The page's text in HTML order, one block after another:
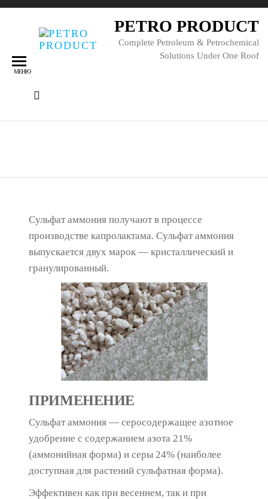
PETRO PRODUCT
Complete Petroleum & Petrochemical
Solutions Under One Roof
МЕНЮ
Сульфат аммония получают в процессе
производстве капролактама. Сульфат аммония
выпускается двух марок — кристаллический и
гранулированный.
ПРИМЕНЕНИЕ
Сульфат аммония — серосодержащее азотное
удобрение с содержанием азота 21%
(аммонийная форма) и серы 24% (наиболее
доступная для растений сульфатная форма).
Эффективен как при весеннем, так и при